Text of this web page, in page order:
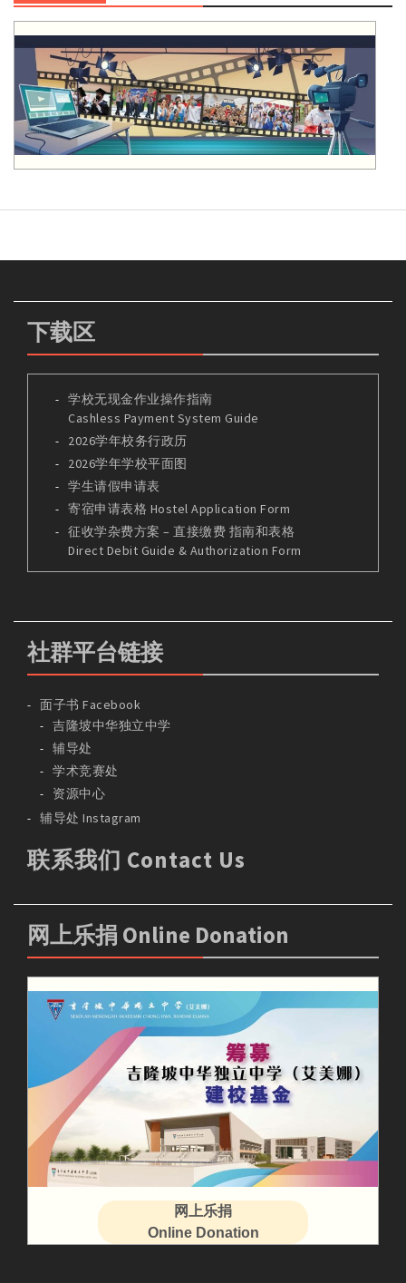
下载区
学校无现金作业操作指南
Cashless Payment System Guide
2026学年校务行政历
2026学年学校平面图
学生请假申请表
寄宿申请表格 Hostel Application Form
征收学杂费方案 – 直接缴费 指南和表格
Direct Debit Guide & Authorization Form
社群平台链接
面子书 Facebook
吉隆坡中华独立中学
辅导处
学术竞赛处
资源中心
辅导处 Instagram
联系我们 Contact Us
网上乐捐 Online Donation
网上乐捐
Online Donation